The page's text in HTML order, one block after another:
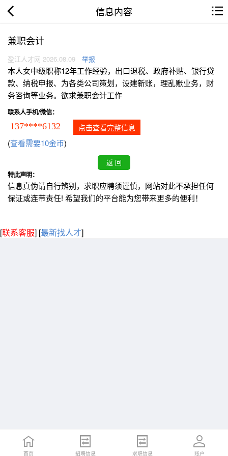
信息内容
兼职会计
盈江人才网 2026.08.09 举报
本人女中级职称12年工作经验，出口退税、政府补贴、银行贷
款、纳税申报、为各类公司策划，设建新账，理乱账业务，财
务咨询等业务。欲求兼职会计工作
联系人手机/微信：
137****6132 点击查看完整信息
(查看需要10金币)
特此声明：
信息真伪请自行辨别，求职应聘须谨慎，网站对此不承担任何
保证或连带责任! 希望我们的平台能为您带来更多的便利！
[联系客服] [最新找人才]
首页 招聘信息 求职信息 账户